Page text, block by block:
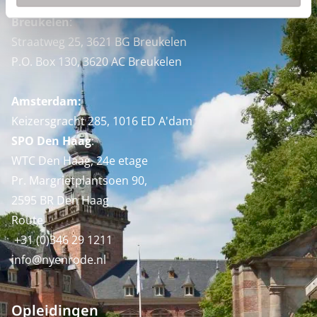
Breukelen:
Straatweg 25, 3621 BG Breukelen
P.O. Box 130, 3620 AC Breukelen
Amsterdam:
Keizersgracht 285, 1016 ED A'dam
SPO Den Haag:
WTC Den Haag, 24e etage
Pr. Margrietplantsoen 90,
2595 BR Den Haag
Route
+31 (0)346 29 1211
info@nyenrode.nl
Opleidingen